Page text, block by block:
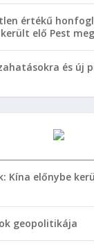
értékű
elő Pest
és új
Kína előnybe
geopolitikája